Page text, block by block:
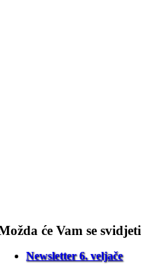
će Vam se svidjeti
Newsletter 6. veljače